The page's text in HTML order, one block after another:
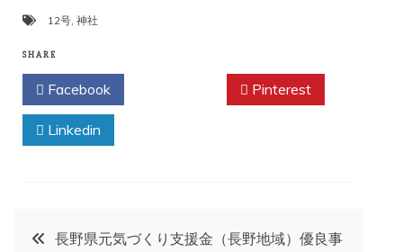
12号 神社
SHARE
Facebook Pinterest
Linkedin
投
長野県元気づくり支援金（長野地域）優良事